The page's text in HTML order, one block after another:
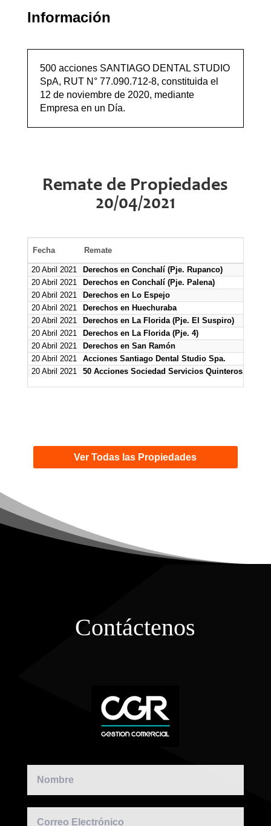
Información
500 acciones SANTIAGO DENTAL STUDIO
SpA, RUT N° 77.090.712-8, constituida el
12 de noviembre de 2020, mediante
Empresa en un Día.
Remate de Propiedades
20/04/2021
Fecha Remate
20 Abril 2021
Derechos en Conchalí (Pje. Rupanco)
20 Abril 2021
Derechos en Conchalí (Pje. Palena)
20 Abril 2021
Derechos en Lo Espejo
20 Abril 2021
Derechos en Huechuraba
20 Abril 2021
Derechos en La Florida (Pje. El Suspiro)
20 Abril 2021
Derechos en La Florida (Pje. 4)
20 Abril 2021
Derechos en San Ramón
20 Abril 2021
Acciones Santiago Dental Studio Spa.
20 Abril 2021
50 Acciones Sociedad Servicios Quinteros
Ver Todas las Propiedades
Contáctenos